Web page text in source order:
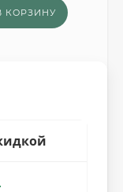
КОРЗИНУ